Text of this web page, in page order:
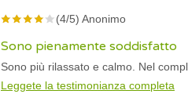
(4/5) Anonimo
Sono pienamente soddisfatto
Sono più rilassato e calmo. Nel
Leggete la testimonianza completa